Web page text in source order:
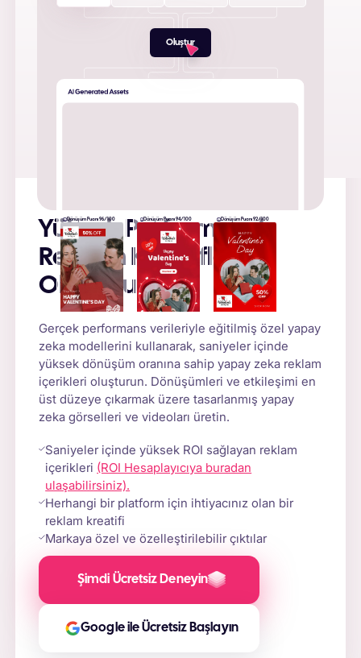
Yüksek Performanslı
Reklam Kreatifleri
Oluşturun
Gerçek performans verileriyle eğitilmiş özel yapay
zeka modellerini kullanarak, saniyeler içinde
yüksek dönüşüm oranına sahip yapay zeka reklam
içerikleri oluşturun. Dönüşümleri ve etkileşimi en
üst düzeye çıkarmak üzere tasarlanmış yapay
zeka görselleri ve videoları üretin.
Saniyeler içinde yüksek ROI sağlayan reklam
içerikleri (ROI Hesaplayıcıya buradan
ulaşabilirsiniz).
Herhangi bir platform için ihtiyacınız olan bir
reklam kreatifi
Markaya özel ve özelleştirilebilir çıktılar
Şimdi Ücretsiz Deneyin
Google ile Ücretsiz Başlayın
Oluştur
Dönüşüm Puanı 96/100 Dönüşüm Puanı 94/100 Dönüşüm Puanı 92/100